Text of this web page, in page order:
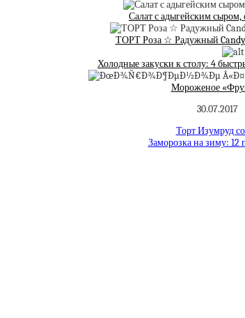
Салат с адыгейским
ТОРТ Роза ☆ Радужный
Холодные закуски к столу: 4
Мороженое
30.07.2017
Торт Изумруд
Заморозка на зиму: 12